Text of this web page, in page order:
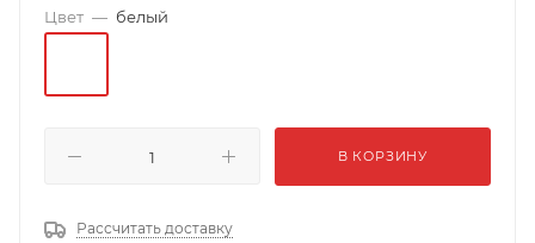
Цвет — белый
В КОРЗИНУ
Рассчитать доставку